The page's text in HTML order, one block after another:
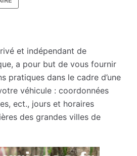
et indépendant de
a pour but de vous fournir
pratiques dans le cadre d’une
véhicule : coordonnées
ect., jours et horaires
des grandes villes de